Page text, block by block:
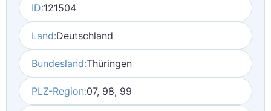
ID:121504
Land:Deutschland
Bundesland:Thüringen
PLZ-Region:07, 98, 99